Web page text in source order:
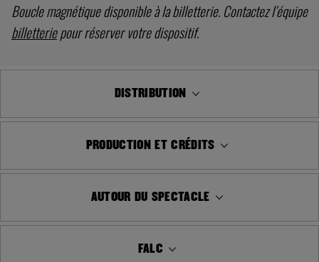
Boucle magnétique disponible à la billetterie. Contactez l’équipe
billetteriepour réserver votre dispositif.
DISTRIBUTION
PRODUCTION ET CRÉDITS
AUTOUR DU SPECTACLE
FALC